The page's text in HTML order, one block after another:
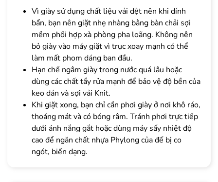
Vì giày sử dụng chất liệu vải dệt nên khi dính
bẩn, bạn nên giặt nhẹ nhàng bằng bàn chải sợi
mềm phối hợp xà phòng pha loãng. Không nên
bỏ giày vào máy giặt vì trục xoay mạnh có thể
làm mất phom dáng ban đầu.
Hạn chế ngâm giày trong nước quá lâu hoặc
dùng các chất tẩy rửa mạnh để bảo vệ độ bền của
keo dán và sợi vải Knit.
Khi giặt xong, bạn chỉ cần phơi giày ở nơi khô ráo,
thoáng mát và có bóng râm. Tránh phơi trực tiếp
dưới ánh nắng gắt hoặc dùng máy sấy nhiệt độ
cao để ngăn chất nhựa Phylong của đế bị co
ngót, biến dạng.